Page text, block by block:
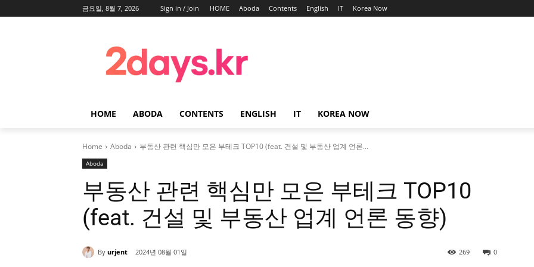
금요일, 8월 7, 2026 Sign in / Join HOME Aboda Contents English IT Korea Now
HOME ABODA CONTENTS ENGLISH IT KOREA NOW
Home Aboda 부동산 관련 핵심만 모은 부테크 TOP10 (feat. 건설 및 부동산 업계 언론...
Aboda
부동산 관련 핵심만 모은 부테크 TOP10
(feat. 건설 및 부동산 업계 언론 동향)
By urjent 2024년 08월 01일 0
269